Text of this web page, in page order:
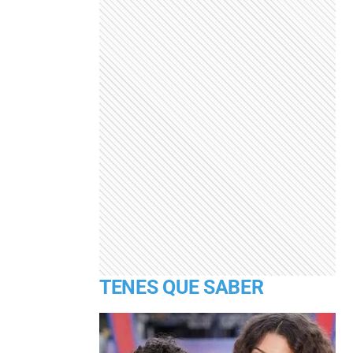
TENES QUE SABER